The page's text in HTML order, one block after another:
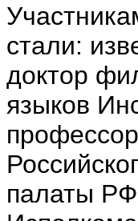
стали:
доктор
языков
палаты РФ